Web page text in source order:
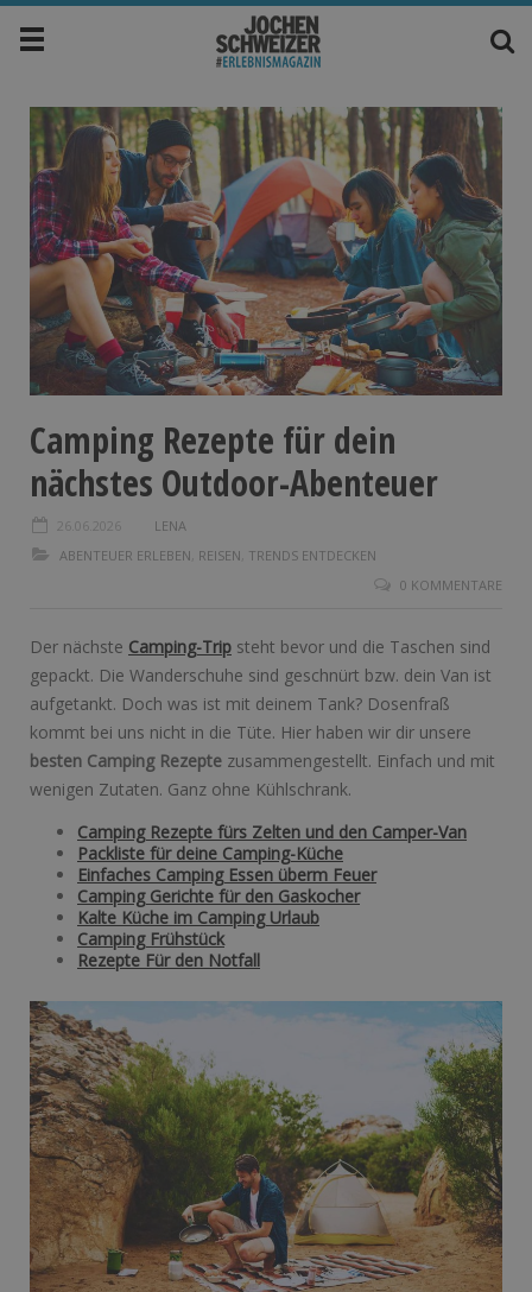
Camping Rezepte für dein
nächstes Outdoor-Abenteuer
26.06.2026
LENA
ABENTEUER ERLEBEN REISEN TRENDS ENTDECKEN
0 KOMMENTARE
Der nächste Camping-Trip steht bevor und die Taschen sind
gepackt. Die Wanderschuhe sind geschnürt bzw. dein Van ist
aufgetankt. Doch was ist mit deinem Tank? Dosenfraß
kommt bei uns nicht in die Tüte. Hier haben wir dir unsere
besten Camping Rezepte zusammengestellt. Einfach und mit
wenigen Zutaten. Ganz ohne Kühlschrank.
Camping Rezepte fürs Zelten und den Camper-Van
Packliste für deine Camping-Küche
Einfaches Camping Essen überm Feuer
Camping Gerichte für den Gaskocher
Kalte Küche im Camping Urlaub
Camping Frühstück
Rezepte Für den Notfall